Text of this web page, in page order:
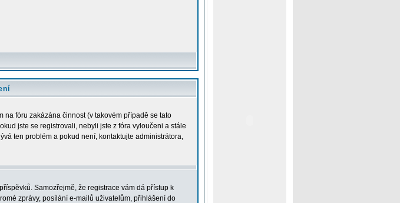
fóru zakázána činnost (v takovém případě se tato
jste se registrovali, nebyli jste z fóra vyloučeni a stále
ten problém a pokud není, kontaktujte administrátora,
Samozřejmě, že registrace vám dá přístup k
zprávy, posílání e-mailů uživatelům, přihlášení do